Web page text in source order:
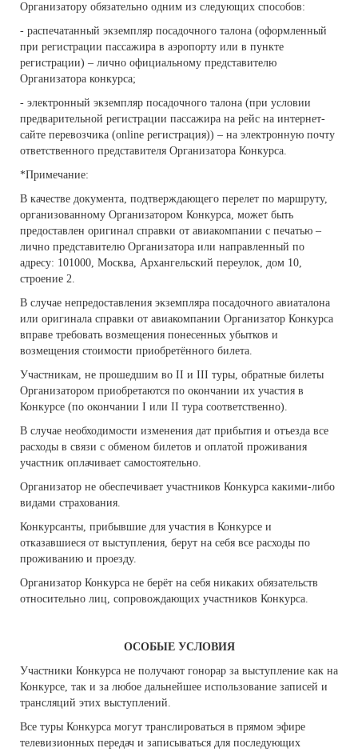
Организатору обязательно одним из следующих способов:
- распечатанный экземпляр посадочного талона (оформленный
при регистрации пассажира в аэропорту или в пункте
регистрации) – лично официальному представителю
Организатора конкурса;
- электронный экземпляр посадочного талона (при условии
предварительной регистрации пассажира на рейс на интернет-
сайте перевозчика (online регистрация)) – на электронную почту
ответственного представителя Организатора Конкурса.
*Примечание:
В качестве документа, подтверждающего перелет по маршруту,
организованному Организатором Конкурса, может быть
предоставлен оригинал справки от авиакомпании с печатью –
лично представителю Организатора или направленный по
адресу: 101000, Москва, Архангельский переулок, дом 10,
строение 2.
В случае непредоставления экземпляра посадочного авиаталона
или оригинала справки от авиакомпании Организатор Конкурса
вправе требовать возмещения понесенных убытков и
возмещения стоимости приобретённого билета.
Участникам, не прошедшим во II и III туры, обратные билеты
Организатором приобретаются по окончании их участия в
Конкурсе (по окончании I или II тура соответственно).
В случае необходимости изменения дат прибытия и отъезда все
расходы в связи с обменом билетов и оплатой проживания
участник оплачивает самостоятельно.
Организатор не обеспечивает участников Конкурса какими-либо
видами страхования.
Конкурсанты, прибывшие для участия в Конкурсе и
отказавшиеся от выступления, берут на себя все расходы по
проживанию и проезду.
Организатор Конкурса не берёт на себя никаких обязательств
относительно лиц, сопровождающих участников Конкурса.
ОСОБЫЕ УСЛОВИЯ
Участники Конкурса не получают гонорар за выступление как на
Конкурсе, так и за любое дальнейшее использование записей и
трансляций этих выступлений.
Все туры Конкурса могут транслироваться в прямом эфире
телевизионных передач и записываться для последующих